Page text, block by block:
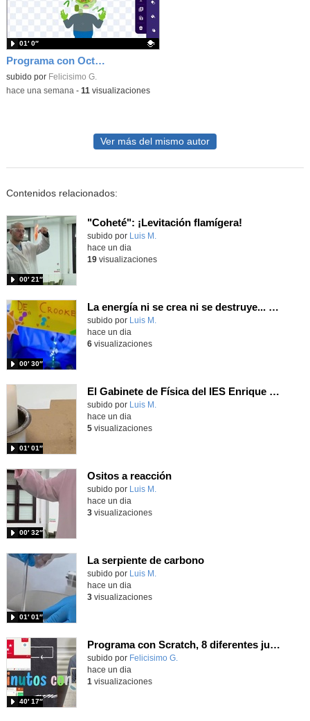
Programa con OctoStudio, un juego homenajeando al House of the dead con Zombies
Contenido educativo.
subido por Felicisimo G.
01′ 0″
-hace una semana - 11 visualizaciones
Ver más del mismo autor
Contenidos relacionados:
"Coheté": ¡Levitación flamígera!
Contenido educativo.
subido por Luis M.
00′ 21″
hace un dia
19visualizaciones
La energía ni se crea ni se destruye... ¡se experimenta! El Tierno en la Feria Madrid es Ciencia 2026
Contenido educativo.
subido por Luis M.
00′ 30″
hace un dia
6visualizaciones
El Gabinete de Física del IES Enrique Tierno Galván de Parla (Curso 25-26)
Contenido educativo.
subido por Luis M.
01′ 01″
hace un dia
5visualizaciones
Ositos a reacción
Contenido educativo.
subido por Luis M.
00′ 32″
hace un dia
3visualizaciones
La serpiente de carbono
Contenido educativo.
subido por Luis M.
01′ 01″
hace un dia
3visualizaciones
Programa con Scratch, 8 diferentes juegos para vivir la emoción de los partidos de España en el mundial 2026
Contenido educativo.
subido por Felicisimo G.
40′ 17″
hace un dia
1 visualizaciones